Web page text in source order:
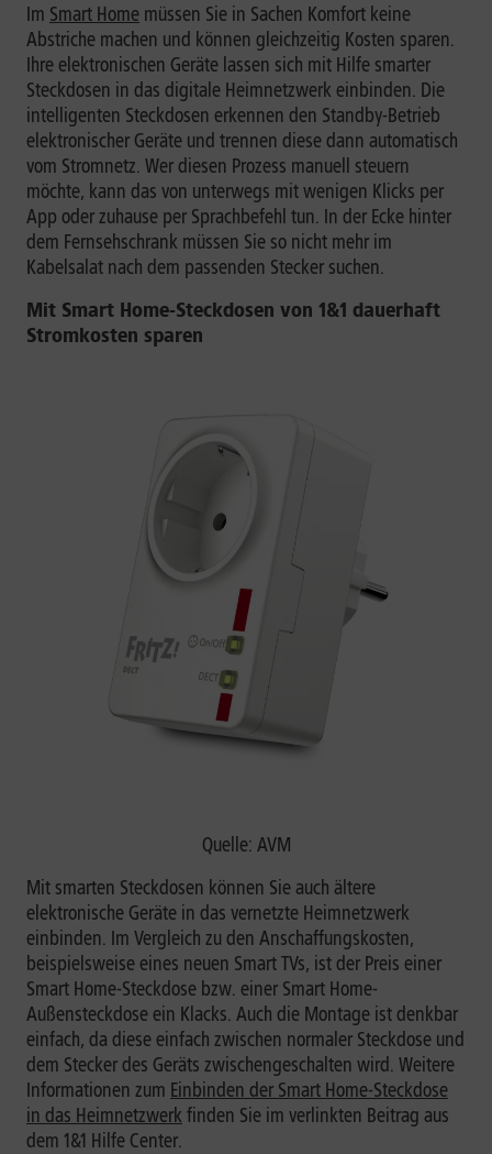
Im Smart Home müssen Sie in Sachen Komfort keine
Abstriche machen und können gleichzeitig Kosten sparen.
Ihre elektronischen Geräte lassen sich mit Hilfe smarter
Steckdosen in das digitale Heimnetzwerk einbinden. Die
intelligenten Steckdosen erkennen den Standby-Betrieb
elektronischer Geräte und trennen diese dann automatisch
vom Stromnetz. Wer diesen Prozess manuell steuern
möchte, kann das von unterwegs mit wenigen Klicks per
App oder zuhause per Sprachbefehl tun. In der Ecke hinter
dem Fernsehschrank müssen Sie so nicht mehr im
Kabelsalat nach dem passenden Stecker suchen.
Mit Smart Home-Steckdosen von 1&1 dauerhaft
Stromkosten sparen
Quelle: AVM
Mit smarten Steckdosen können Sie auch ältere
elektronische Geräte in das vernetzte Heimnetzwerk
einbinden. Im Vergleich zu den Anschaffungskosten,
beispielsweise eines neuen Smart TVs, ist der Preis einer
Smart Home-Steckdose bzw. einer Smart Home-
Außensteckdose ein Klacks. Auch die Montage ist denkbar
einfach, da diese einfach zwischen normaler Steckdose und
dem Stecker des Geräts zwischengeschalten wird. Weitere
Informationen zum Einbinden der Smart Home-Steckdose
in das Heimnetzwerk finden Sie im verlinkten Beitrag aus
dem 1&1 Hilfe Center.